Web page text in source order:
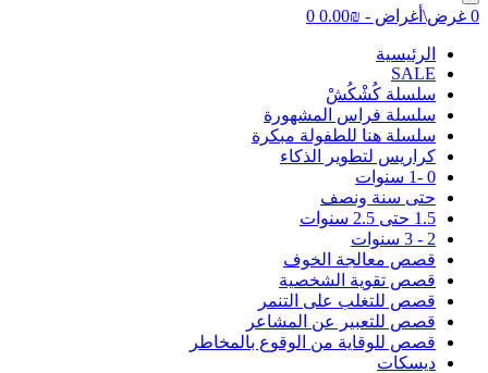
0 غرض\أغراض - ₪0.00 0
اﻟﺮﺋﻴﺴﻴﺔ
SALE
سلسلة كُشْكُشْ
سلسلة فراس المشهورة
سلسلة هنا للطفولة مبكرة
كراريس لتطوير الذكاء
0 -1 سنوات
حتى سنة ونصف
1.5 حتى 2.5 سنوات
2 - 3 سنوات
قصص معالجة الخوف
قصص تقوية الشخصية
قصص للتغلب على التنمر
قصص للتعبير عن المشاعر
قصص للوقاية من الوقوع بالمخاطر
ديسكات